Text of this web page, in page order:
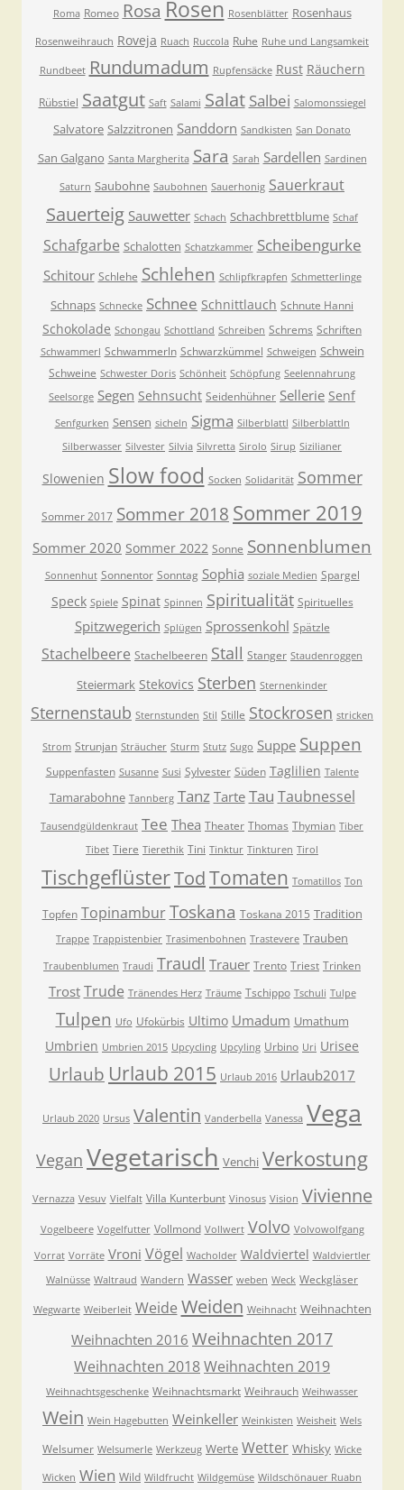
Roma Romeo Rosa Rosen Rosenblätter Rosenhaus
Rosenweihrauch Roveja Ruach Ruccola Ruhe Ruhe und Langsamkeit
Rundbeet Rundumadum Rupfensäcke Rust Räuchern
Rübstiel Saatgut Saft Salami Salat Salbei Salomonssiegel
Salvatore Salzzitronen Sanddorn Sandkisten San Donato
San Galgano Santa Margherita Sara Sarah Sardellen Sardinen
Saturn Saubohne Saubohnen Sauerhonig Sauerkraut
Sauerteig Sauwetter Schach Schachbrettblume Schaf
Schafgarbe Schalotten Schatzkammer Scheibengurke
Schitour Schlehe Schlehen Schlipfkrapfen Schmetterlinge
Schnaps Schnecke Schnee Schnittlauch Schnute Hanni
Schokolade Schongau Schottland Schreiben Schrems Schriften
Schwammerl Schwammerln Schwarzkümmel Schweigen Schwein
Schweine Schwester Doris Schönheit Schöpfung Seelennahrung
Seelsorge Segen Sehnsucht Seidenhühner Sellerie Senf
Senfgurken Sensen sicheln Sigma Silberblattl Silberblattln
Silberwasser Silvester Silvia Silvretta Sirolo Sirup Sizilianer
Slowenien Slow food Socken Solidarität Sommer
Sommer 2017 Sommer 2018 Sommer 2019
Sommer 2020 Sommer 2022 Sonne Sonnenblumen
Sonnenhut Sonnentor Sonntag Sophia soziale Medien Spargel
Speck Spiele Spinat Spinnen Spiritualität Spirituelles
Spitzwegerich Splügen Sprossenkohl Spätzle
Stachelbeere Stachelbeeren Stall Stanger Staudenroggen
Steiermark Stekovics Sterben Sternenkinder
Sternenstaub Sternstunden Stil Stille Stockrosen stricken
Strom Strunjan Sträucher Sturm Stutz Sugo Suppe Suppen
Suppenfasten Susanne Susi Sylvester Süden Taglilien Talente
Tamarabohne Tannberg Tanz Tarte Tau Taubnessel
Tausendgüldenkraut Tee Thea Theater Thomas Thymian Tiber
Tibet Tiere Tierethik Tini Tinktur Tinkturen Tirol
TischgeflüsterTodTomaten Tomatillos Ton
Topfen Topinambur Toskana Toskana 2015 Tradition
Trappe Trappistenbier Trasimenbohnen Trastevere Trauben
Traubenblumen Traudi Traudl Trauer Trento Triest Trinken
Trost Trude Tränendes Herz Träume Tschippo Tschuli Tulpe
Tulpen Ufo Ufokürbis Ultimo Umadum Umathum
Umbrien Umbrien 2015 Upcycling Upcyling Urbino Uri Urisee
Urlaub Urlaub 2015 Urlaub 2016 Urlaub2017
Urlaub 2020 Ursus Valentin Vanderbella Vanessa Vega
Vegan Vegetarisch Venchi Verkostung
Vernazza Vesuv Vielfalt Villa Kunterbunt Vinosus Vision Vivienne
Vogelbeere Vogelfutter Vollmond Vollwert Volvo Volvowolfgang
Vorrat Vorräte Vroni Vögel Wacholder Waldviertel Waldviertler
Walnüsse Waltraud Wandern Wasser weben Weck Weckgläser
Wegwarte Weiberleit Weide Weiden Weihnacht Weihnachten
Weihnachten 2016 Weihnachten 2017
Weihnachten 2018Weihnachten 2019
Weihnachtsgeschenke Weihnachtsmarkt Weihrauch Weihwasser
Wein Wein Hagebutten Weinkeller Weinkisten Weisheit Wels
Welsumer Welsumerle Werkzeug Werte Wetter Whisky Wicke
Wicken Wien Wild Wildfrucht Wildgemüse Wildschönauer Ruabn